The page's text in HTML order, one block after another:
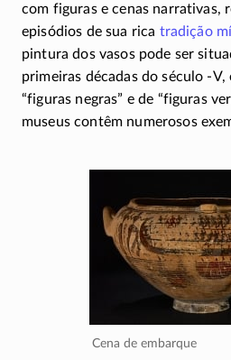
com figuras e cenas narrativas,
episódios de sua rica tradição
pintura dos vasos pode ser
primeiras décadas do século -V,
“figuras negras” e de “figuras
museus contêm numerosos
Cena de embarque